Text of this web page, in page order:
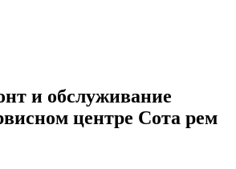
и обслуживание
центре Сота рем